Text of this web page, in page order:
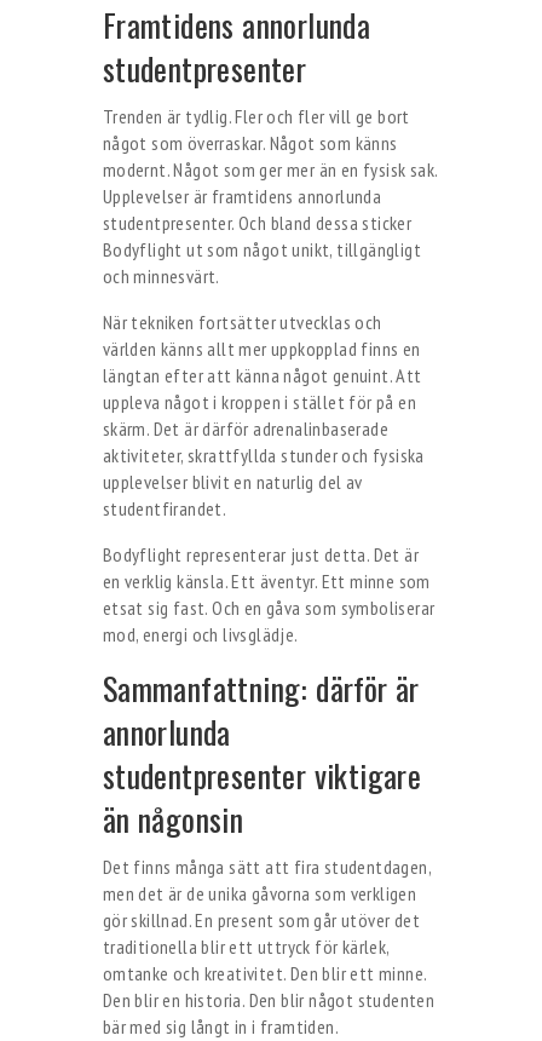
Framtidens annorlunda
studentpresenter
Trenden är tydlig. Fler och fler vill ge bort
något som överraskar. Något som känns
modernt. Något som ger mer än en fysisk sak.
Upplevelser är framtidens annorlunda
studentpresenter. Och bland dessa sticker
Bodyflight ut som något unikt, tillgängligt
och minnesvärt.
När tekniken fortsätter utvecklas och
världen känns allt mer uppkopplad finns en
längtan efter att känna något genuint. Att
uppleva något i kroppen i stället för på en
skärm. Det är därför adrenalinbaserade
aktiviteter, skrattfyllda stunder och fysiska
upplevelser blivit en naturlig del av
studentfirandet.
Bodyflight representerar just detta. Det är
en verklig känsla. Ett äventyr. Ett minne som
etsat sig fast. Och en gåva som symboliserar
mod, energi och livsglädje.
Sammanfattning: därför är
annorlunda
studentpresenter viktigare
än någonsin
Det finns många sätt att fira studentdagen,
men det är de unika gåvorna som verkligen
gör skillnad. En present som går utöver det
traditionella blir ett uttryck för kärlek,
omtanke och kreativitet. Den blir ett minne.
Den blir en historia. Den blir något studenten
bär med sig långt in i framtiden.